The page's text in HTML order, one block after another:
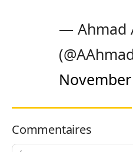
— Ahmad
Commentaires